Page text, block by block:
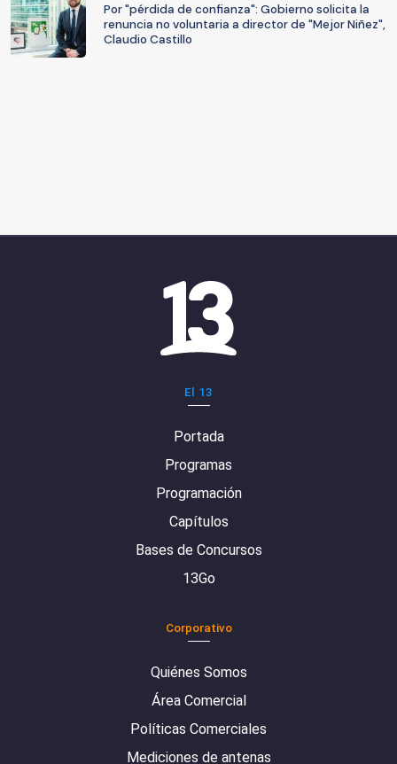
Por "pérdida de confianza": Gobierno solicita la
renuncia no voluntaria a director de "Mejor Niñez",
Claudio Castillo
El 13
Portada
Programas
Programación
Capítulos
Bases de Concursos
13Go
Corporativo
Quiénes Somos
Área Comercial
Políticas Comerciales
Mediciones de antenas